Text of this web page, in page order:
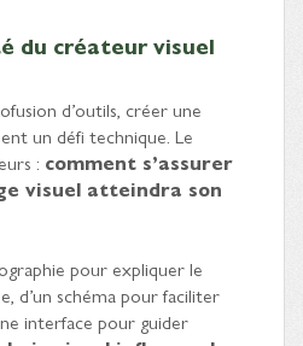
du créateur visuel
d’outils, créer une
un défi technique. Le
: comment s’assurer
visuel atteindra son
pour expliquer le
d’un schéma pour faciliter
interface pour guider